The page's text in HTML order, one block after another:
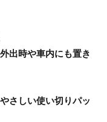
出時や車内にも置き
さしい使い切りパッ